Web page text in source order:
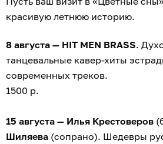
красивую летнюю историю.
8 августа — HIT MEN BRASS.
танцевальные кавер-хиты
современных треков.
1500 р.
15 августа — Илья Крестоверов
Шиляева (сопрано). Шедевры